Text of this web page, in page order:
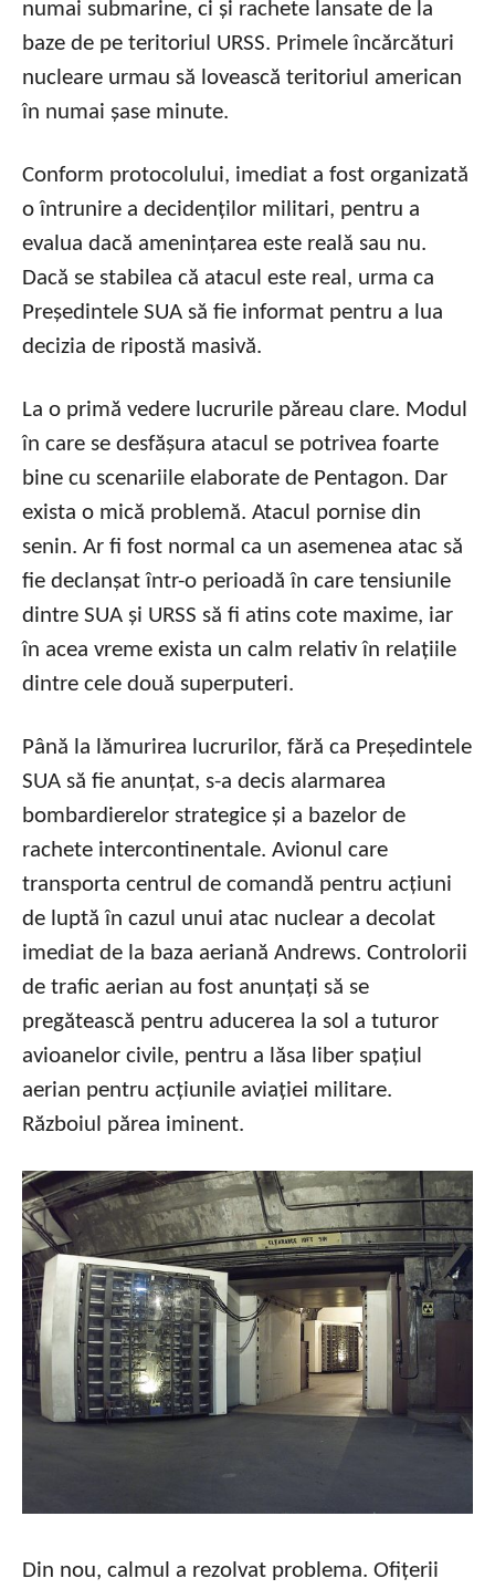
numai submarine, ci și rachete lansate de la
baze de pe teritoriul URSS. Primele încărcături
nucleare urmau să lovească teritoriul american
în numai șase minute.
Conform protocolului, imediat a fost organizată
o întrunire a decidenților militari, pentru a
evalua dacă amenințarea este reală sau nu.
Dacă se stabilea că atacul este real, urma ca
Președintele SUA să fie informat pentru a lua
decizia de ripostă masivă.
La o primă vedere lucrurile păreau clare. Modul
în care se desfășura atacul se potrivea foarte
bine cu scenariile elaborate de Pentagon. Dar
exista o mică problemă. Atacul pornise din
senin. Ar fi fost normal ca un asemenea atac să
fie declanșat într-o perioadă în care tensiunile
dintre SUA și URSS să fi atins cote maxime, iar
în acea vreme exista un calm relativ în relațiile
dintre cele două superputeri.
Până la lămurirea lucrurilor, fără ca Președintele
SUA să fie anunțat, s-a decis alarmarea
bombardierelor strategice și a bazelor de
rachete intercontinentale. Avionul care
transporta centrul de comandă pentru acțiuni
de luptă în cazul unui atac nuclear a decolat
imediat de la baza aeriană Andrews. Controlorii
de trafic aerian au fost anunțați să se
pregătească pentru aducerea la sol a tuturor
avioanelor civile, pentru a lăsa liber spațiul
aerian pentru acțiunile aviației militare.
Războiul părea iminent.
Din nou, calmul a rezolvat problema. Ofițerii